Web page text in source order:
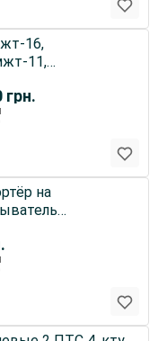
грн.
16,
11,
,цистерна для воды
на